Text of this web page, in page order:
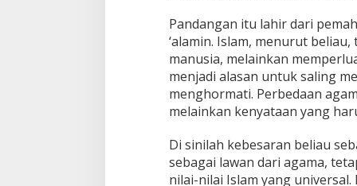
Pandangan itu lahir dari
‘alamin. Islam, menurut
manusia, melainkan
menjadi alasan untuk saling
menghormati. Perbedaan
melainkan kenyataan yang
Di sinilah kebesaran beliau
sebagai lawan dari agama,
nilai-nilai Islam yang